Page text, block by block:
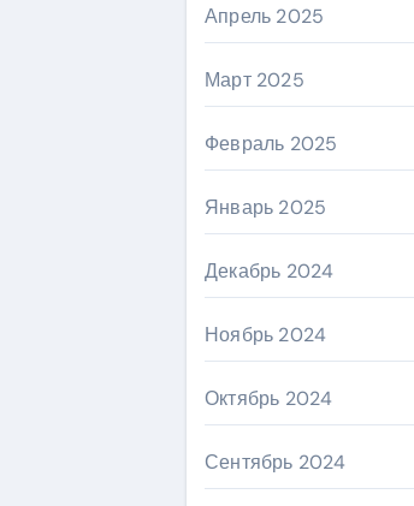
Апрель 2025
Март 2025
Февраль 2025
Январь 2025
Декабрь 2024
Ноябрь 2024
Октябрь 2024
Сентябрь 2024